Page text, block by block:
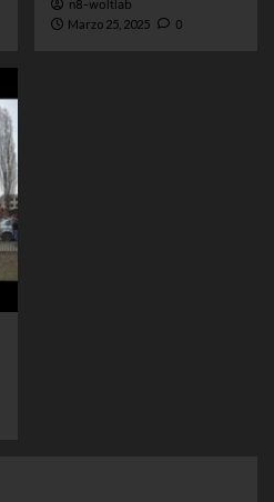
n8-woltlab
Marzo 25, 2025 0